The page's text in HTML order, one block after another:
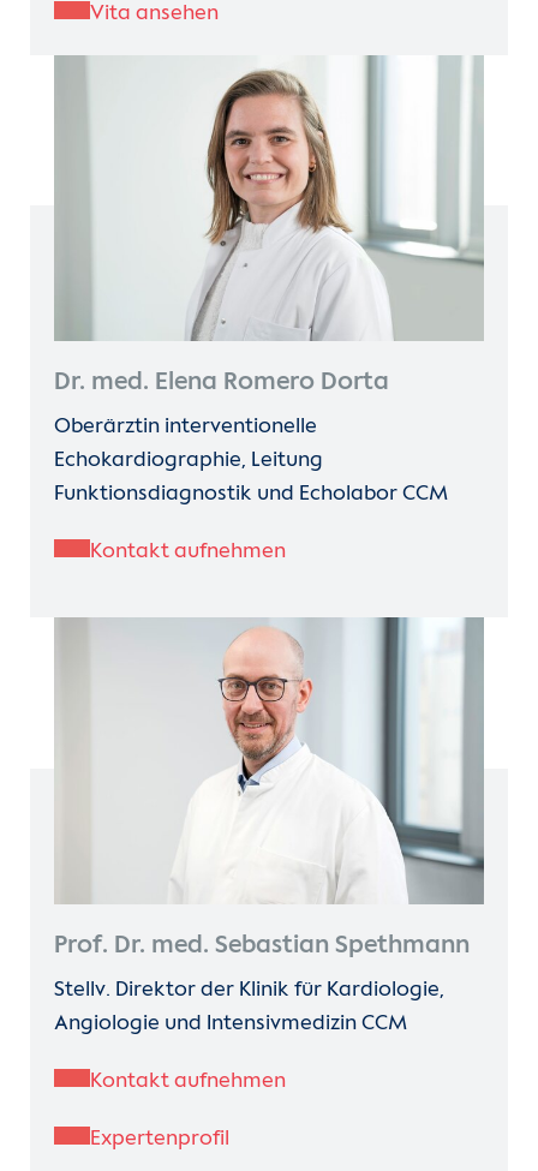
Vita ansehen
Dr. med. Elena Romero Dorta
Oberärztin interventionelle
Echokardiographie, Leitung
Funktionsdiagnostik und Echolabor CCM
Kontakt aufnehmen
Prof. Dr. med. Sebastian Spethmann
Stellv. Direktor der Klinik für Kardiologie,
Angiologie und Intensivmedizin CCM
Kontakt aufnehmen
Expertenprofil